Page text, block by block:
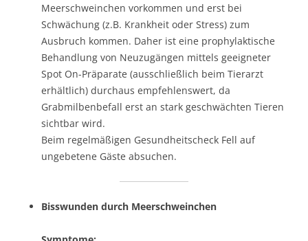
Meerschweinchen vorkommen und erst bei
Schwächung (z.B. Krankheit oder Stress) zum
Ausbruch kommen. Daher ist eine prophylaktische
Behandlung von Neuzugängen mittels geeigneter
Spot On-Präparate (ausschließlich beim Tierarzt
erhältlich) durchaus empfehlenswert, da
Grabmilbenbefall erst an stark geschwächten Tieren
sichtbar wird.
Beim regelmäßigen Gesundheitscheck Fell auf
ungebetene Gäste absuchen.
Bisswunden durch Meerschweinchen